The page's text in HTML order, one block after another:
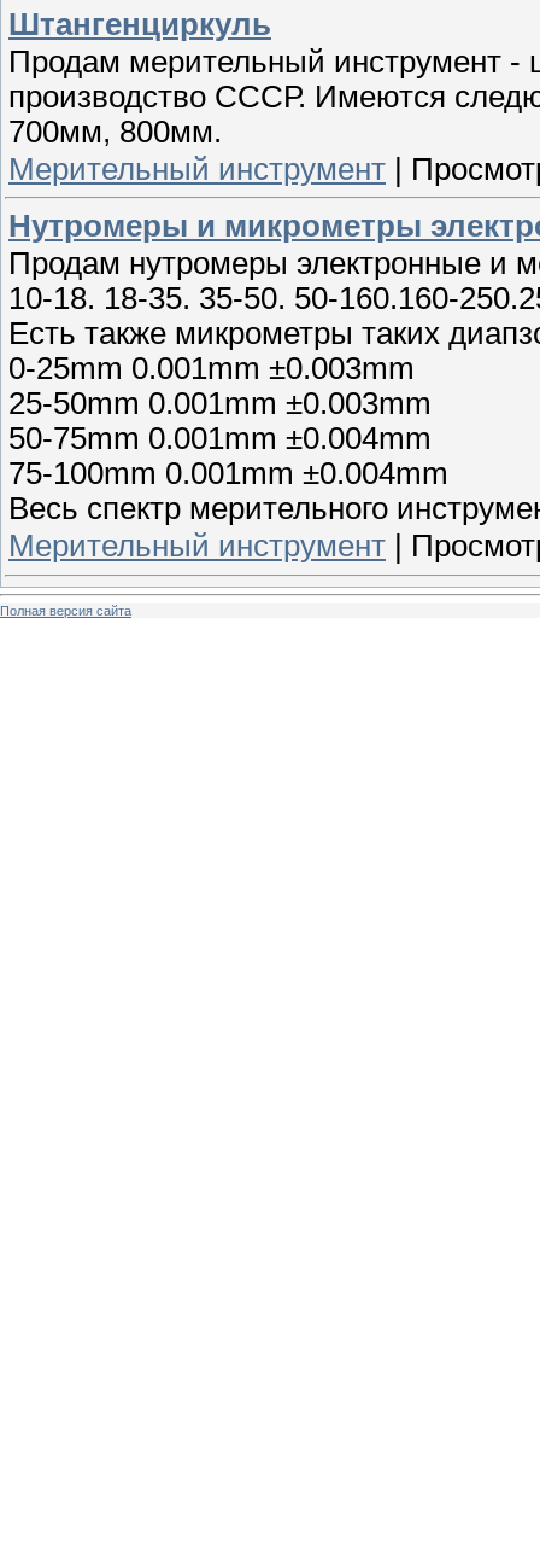
Штангенциркуль
Продам мерительный инструмент -
производство СССР. Имеются
700мм, 800мм.
Мерительный инструмент |
Нутромеры и микрометры
Продам нутромеры электронные и
10-18. 18-35. 35-50. 50-160.160-
Есть также микрометры таких
0-25mm 0.001mm ±0.003mm
25-50mm 0.001mm ±0.003mm
50-75mm 0.001mm ±0.004mm
75-100mm 0.001mm ±0.004mm
Весь спектр мерительного
Мерительный инструмент
Полная версия сайта